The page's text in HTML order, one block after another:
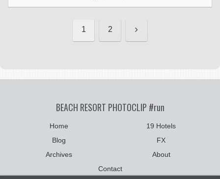
1 2 次
BEACH RESORT PHOTOCLIP #run
Home
19 Hotels
Blog
FX
Archives
About
Contact